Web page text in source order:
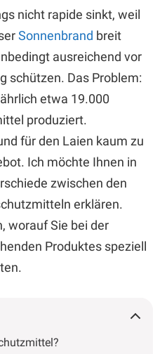
nicht rapide sinkt, weil
Sonnenbrand breit
ausreichend vor
schützen. Das Problem:
etwa 19.000
produziert.
für den Laien kaum zu
Ich möchte Ihnen in
zwischen den
erklären.
worauf Sie bei der
Produktes speziell